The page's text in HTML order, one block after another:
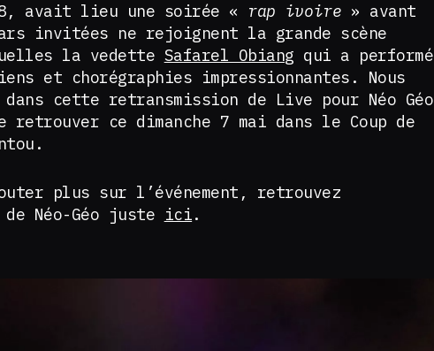
avait lieu une soirée « rap ivoire » avant
invitées ne rejoignent la grande scène
la vedette Safarel Obiang qui a performé
et chorégraphies impressionnantes. Nous
dans cette retransmission de Live pour Néo Géo
retrouver ce dimanche 7 mai dans le Coup de
plus sur l’événement, retrouvez
Néo-Géo juste ici.